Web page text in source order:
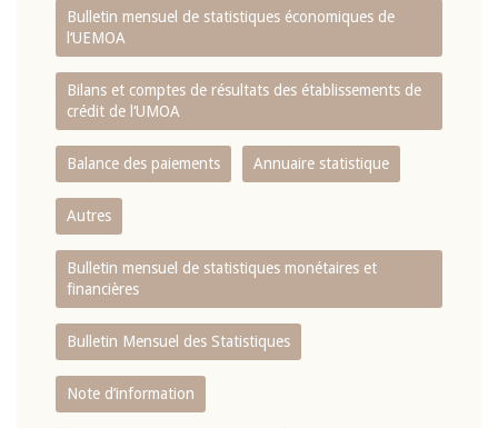
Bulletin mensuel de statistiques économiques de
l‘UEMOA
Bilans et comptes de résultats des établissements de
crédit de l‘UMOA
Balance des paiements Annuaire statistique
Autres
Bulletin mensuel de statistiques monétaires et
financières
Bulletin Mensuel des Statistiques
Note d’information